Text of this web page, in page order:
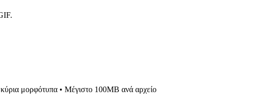
μορφότυπα • Μέγιστο 100MB ανά αρχείο